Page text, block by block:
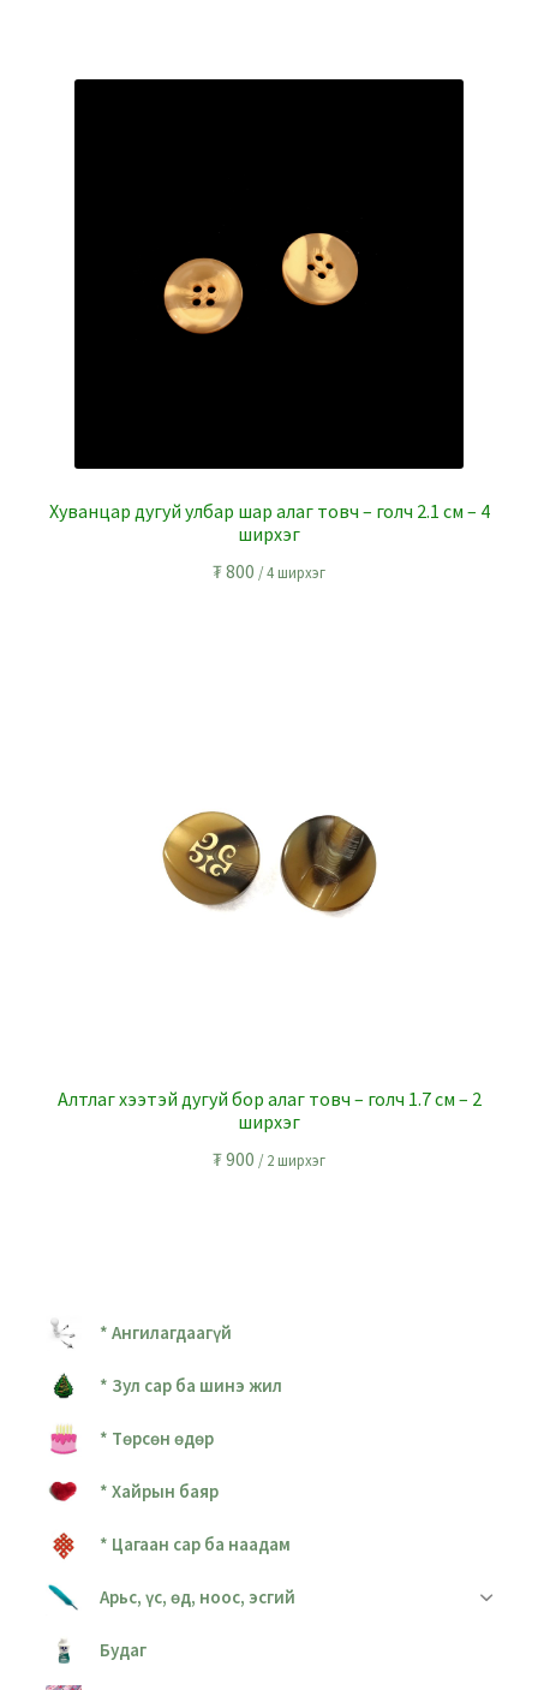
Хуванцар дугуй улбар шар алаг товч – голч 2.1 см – 4
ширхэг
₮800 / 4 ширхэг
Алтлаг хээтэй дугуй бор алаг товч – голч 1.7 см – 2
ширхэг
₮900 / 2 ширхэг
* Ангилагдаагүй
* Зул сар ба шинэ жил
* Төрсөн өдөр
* Хайрын баяр
* Цагаан сар ба наадам
Арьс, үс, өд, ноос, эсгий
Будаг